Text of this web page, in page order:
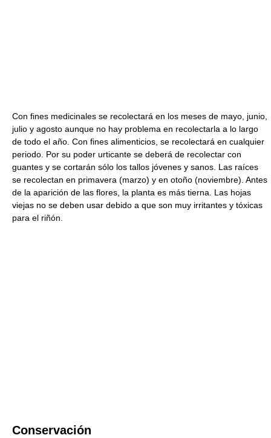
Con fines medicinales se recolectará en los meses de mayo, junio,
julio y agosto aunque no hay problema en recolectarla a lo largo
de todo el año. Con fines alimenticios, se recolectará en cualquier
periodo. Por su poder urticante se deberá de recolectar con
guantes y se cortarán sólo los tallos jóvenes y sanos. Las raíces
se recolectan en primavera (marzo) y en otoño (noviembre). Antes
de la aparición de las flores, la planta es más tierna. Las hojas
viejas no se deben usar debido a que son muy irritantes y tóxicas
para el riñón.
Conservación